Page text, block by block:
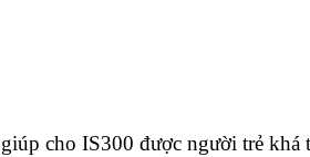
cho IS300 được người trẻ khá